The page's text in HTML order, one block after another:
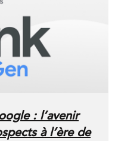
: l’avenir
à l’ère de